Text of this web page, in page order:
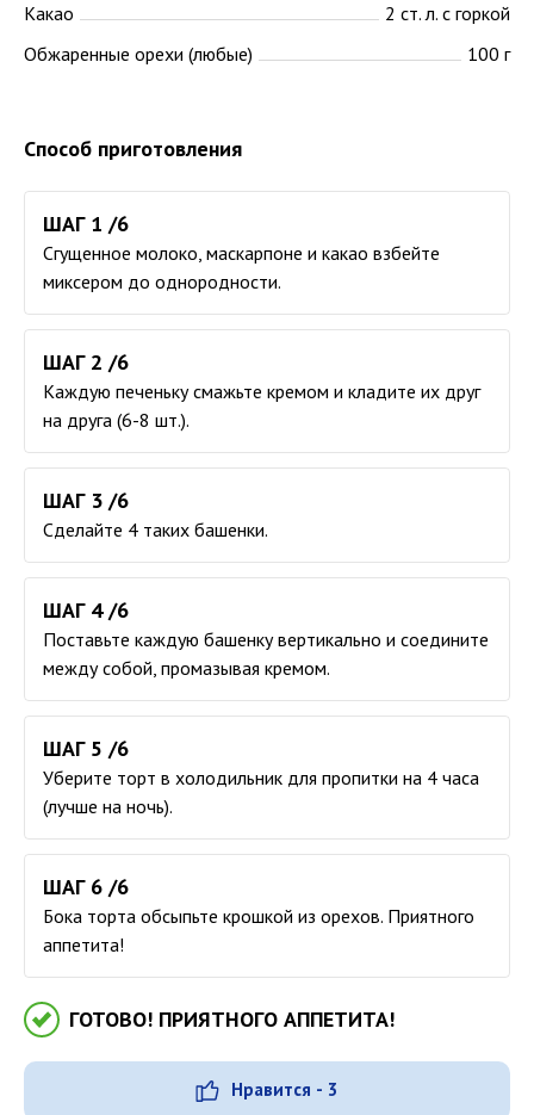
Какао
2 ст. л. с горкой
Обжаренные орехи (любые)
100 г
Способ приготовления
ШАГ 1 /6
Сгущенное молоко, маскарпоне и какао взбейте
миксером до однородности.
ШАГ 2 /6
Каждую печеньку смажьте кремом и кладите их друг
на друга (6-8 шт.).
ШАГ 3 /6
Сделайте 4 таких башенки.
ШАГ 4 /6
Поставьте каждую башенку вертикально и соедините
между собой, промазывая кремом.
ШАГ 5 /6
Уберите торт в холодильник для пропитки на 4 часа
(лучше на ночь).
ШАГ 6 /6
Бока торта обсыпьте крошкой из орехов. Приятного
аппетита!
ГОТОВО! ПРИЯТНОГО АППЕТИТА!
Нравится - 3